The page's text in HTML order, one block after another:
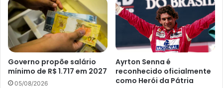
Governo propõe salário
mínimo de R$ 1.717 em 2027
05/08/2026
Ayrton Senna é
reconhecido oficialmente
como Herói da Pátria